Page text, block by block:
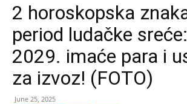
2 horoskopska
period ludačke
2029. imaće para i
za izvoz! (FOTO)
June 25, 2025